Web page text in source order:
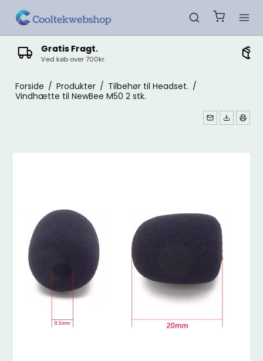
Dag til Dag Levering.
Pakker afsendes dagligt.
Forside / Produkter / Tilbehør til Headset. /
Vindhætte til NewBee M50 2 stk.